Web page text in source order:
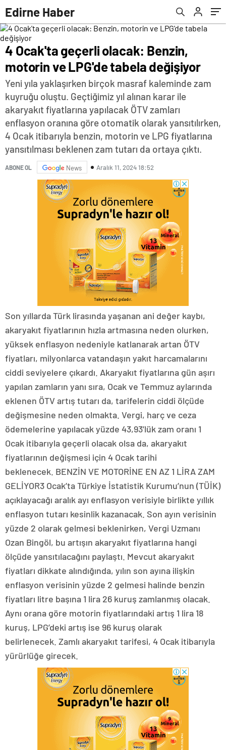
Edirne Haber
4 Ocak'ta geçerli olacak: Benzin,
motorin ve LPG'de tabela değişiyor
Yeni yıla yaklaşırken birçok masraf kaleminde zam
kuyruğu oluştu. Geçtiğimiz yıl alınan karar ile
akaryakıt fiyatlarına yapılacak ÖTV zamları
enflasyon oranına göre otomatik olarak yansıtılırken,
4 Ocak itibarıyla benzin, motorin ve LPG fiyatlarına
yansıtılması beklenen zam tutarı da ortaya çıktı.
ABONE OL News Aralık 11, 2024 18:52
Son yıllarda Türk lirasında yaşanan ani değer kaybı,
akaryakıt fiyatlarının hızla artmasına neden olurken,
yüksek enflasyon nedeniyle katlanarak artan ÖTV
fiyatları, milyonlarca vatandaşın yakıt harcamalarını
ciddi seviyelere çıkardı. Akaryakıt fiyatlarına gün aşırı
yapılan zamların yanı sıra, Ocak ve Temmuz aylarında
eklenen ÖTV artış tutarı da, tarifelerin ciddi ölçüde
değişmesine neden olmakta. Vergi, harç ve ceza
ödemelerine yapılacak yüzde 43,93’lük zam oranı 1
Ocak itibarıyla geçerli olacak olsa da, akaryakıt
fiyatlarının değişmesi için 4 Ocak tarihi
beklenecek. BENZİN VE MOTORİNE EN AZ 1 LİRA ZAM
GELİYOR3 Ocak’ta Türkiye İstatistik Kurumu’nun (TÜİK)
açıklayacağı aralık ayı enflasyon verisiyle birlikte yıllık
enflasyon tutarı kesinlik kazanacak. Son ayın verisinin
yüzde 2 olarak gelmesi beklenirken, Vergi Uzmanı
Ozan Bingöl, bu artışın akaryakıt fiyatlarına hangi
ölçüde yansıtılacağını paylaştı. Mevcut akaryakıt
fiyatları dikkate alındığında, yılın son ayına ilişkin
enflasyon verisinin yüzde 2 gelmesi halinde benzin
fiyatları litre başına 1 lira 26 kuruş zamlanmış olacak.
Aynı orana göre motorin fiyatlarındaki artış 1 lira 18
kuruş, LPG’deki artış ise 96 kuruş olarak
belirlenecek. Zamlı akaryakıt tarifesi, 4 Ocak itibarıyla
yürürlüğe girecek.